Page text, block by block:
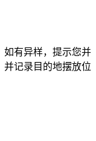
如有异样，提示您并
并记录目的地摆放位